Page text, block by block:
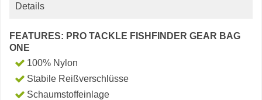
Details
FEATURES: PRO TACKLE FISHFINDER GEAR BAG
ONE
100% Nylon
Stabile Reißverschlüsse
Schaumstoffeinlage